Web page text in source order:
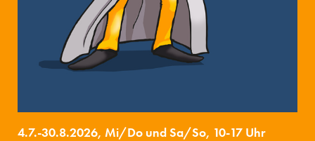
4.7.-30.8.2026, Mi/Do und Sa/So, 10-17 Uhr